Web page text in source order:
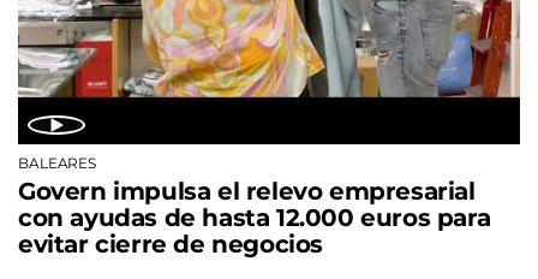
BALEARES
Govern impulsa el relevo empresarial
con ayudas de hasta 12.000 euros para
evitar cierre de negocios